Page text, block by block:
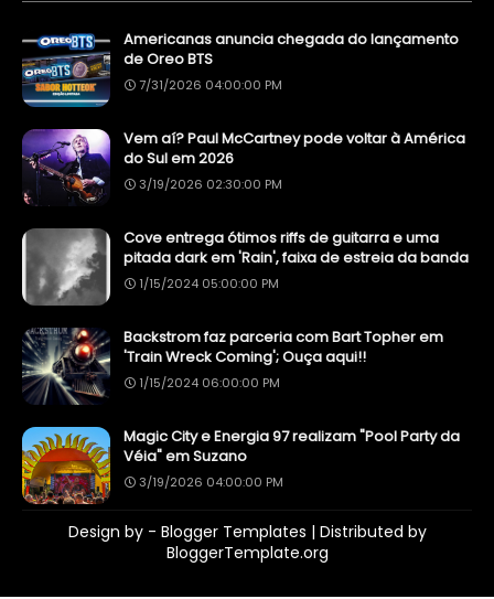
Americanas anuncia chegada do lançamento
de Oreo BTS
7/31/2026 04:00:00 PM
Vem aí? Paul McCartney pode voltar à América
do Sul em 2026
3/19/2026 02:30:00 PM
Cove entrega ótimos riffs de guitarra e uma
pitada dark em 'Rain', faixa de estreia da banda
1/15/2024 05:00:00 PM
Backstrom faz parceria com Bart Topher em
'Train Wreck Coming'; Ouça aqui!!
1/15/2024 06:00:00 PM
Magic City e Energia 97 realizam "Pool Party da
Véia" em Suzano
3/19/2026 04:00:00 PM
Design by - Blogger Templates | Distributed by
BloggerTemplate.org